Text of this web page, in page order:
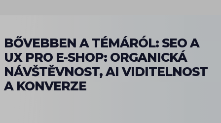
BŐVEBBEN A TÉMÁRÓL: SEO A
UX PRO E-SHOP: ORGANICKÁ
NÁVŠTĚVNOST, AI VIDITELNOST
A KONVERZE